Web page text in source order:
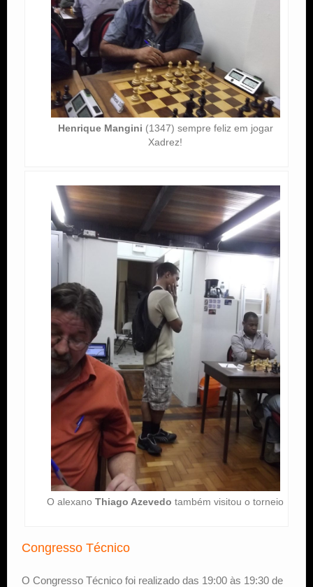
Henrique Mangini (1347) sempre feliz em jogar
Xadrez!
O alexanoThiago Azevedo também visitou o torneio
Congresso Técnico
O Congresso Técnico foi realizado das 19:00 às 19:30 de